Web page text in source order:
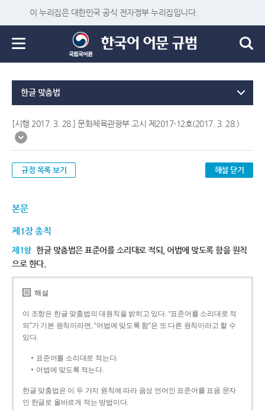
이 누리집은 대한민국 공식 전자정부 누리집입니다.
한글 맞춤법
[시행 2017. 3. 28.] 문화체육관광부 고시 제2017-12호(2017. 3. 28.)
규정 목록 보기 해설 닫기
본문
제1장 총칙
제1항 한글 맞춤법은 표준어를 소리대로 적되, 어법에 맞도록 함을 원칙
으로 한다.
해설
이 조항은 한글 맞춤법의 대원칙을 밝히고 있다. “표준어를 소리대로 적
되”가 기본 원칙이라면, “어법에 맞도록 함”은 또 다른 원칙이라고 할 수
있다.
표준어를 소리대로 적는다.
어법에 맞도록 적는다.
한글 맞춤법은 이 두 가지 원칙에 따라 음성 언어인 표준어를 표음 문자
인 한글로 올바르게 적는 방법이다.